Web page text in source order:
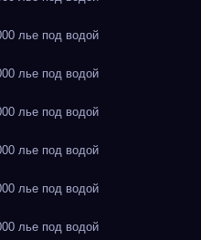
лье под водой
лье под водой
лье под водой
лье под водой
лье под водой
лье под водой